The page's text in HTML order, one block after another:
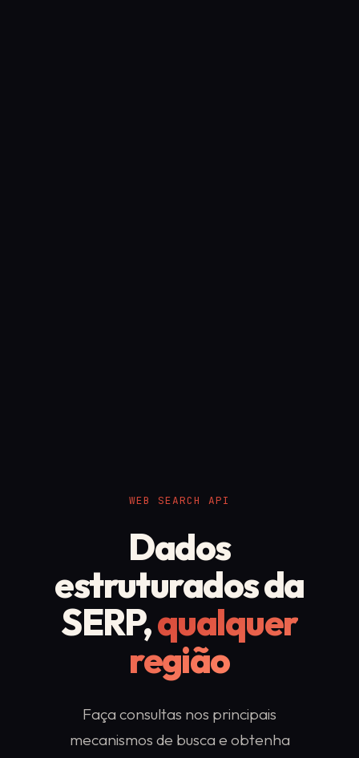
WEB SEARCH API
Dados
estruturados da
SERP,qualquer
região
Faça consultas nos principais
mecanismos de busca e obtenha